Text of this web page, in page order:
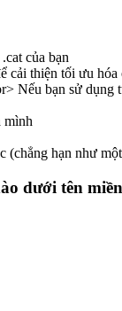
của bạn
cải thiện tối ưu
Nếu bạn sử
mình
(chẳng hạn như
dưới tên